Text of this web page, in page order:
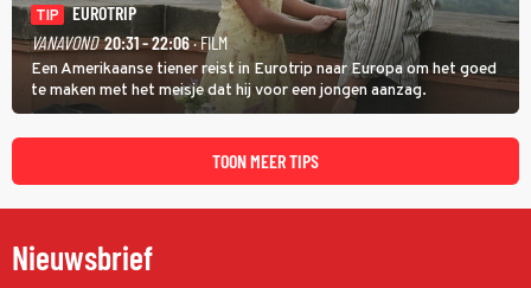
TIP
EUROTRIP
VANAVOND 20:31 - 22:06· FILM
Een Amerikaanse tiener reist in Eurotrip naar Europa om het goed
te maken met het meisje dat hij voor een jongen aanzag.
TOON MEER TIPS
Nieuwsbrief